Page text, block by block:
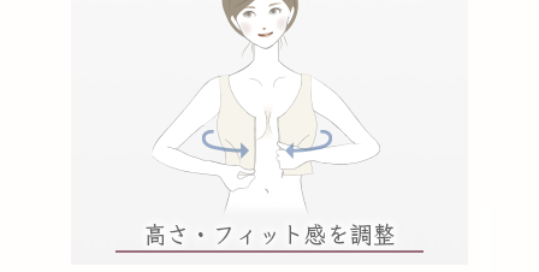
ダイエット
バストアップ（育乳）
ナイトブラの基礎知識